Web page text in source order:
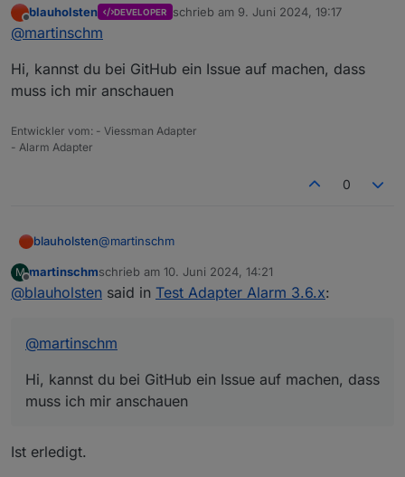
Mir ist aufgefallen, das die
Anwesenheitssimulation weiter läuft, wenn ein
Veränderungen an den Fenstern kommen nicht
mehr, aber die Lichter gehen weiter an und aus.
Sollte die Simulation nicht auch abgebrochen
Martin
Offline
blauholsten DEVELOPER schrieb am 9. Juni 2024, 19:17
zuletzt editiert von
@martinschm
Hi, kannst du bei GitHub ein Issue auf machen, dass
muss ich mir anschauen
Entwickler vom: - Viessman Adapter
- Alarm Adapter
0
blauholsten@martinschm
Hi, kannst du bei GitHub ein Issue auf machen,
dass muss ich mir anschauen
M
Offline
martinschmschrieb am 10. Juni 2024, 14:21
zuletzt editiert von
@blauholsten said in Test Adapter Alarm 3.6.x:
@martinschm
Hi, kannst du bei GitHub ein Issue auf machen, dass
muss ich mir anschauen
Ist erledigt.